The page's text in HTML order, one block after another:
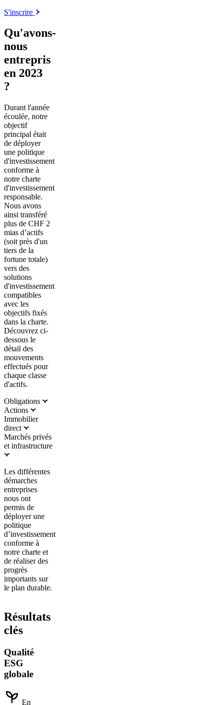
S'inscrire
Qu'avons-
nous
entrepris
en 2023
?
Durant l'année
écoulée, notre
objectif
principal était
de déployer
une politique
d'investissement
conforme à
notre charte
d'investissement
responsable.
Nous avons
ainsi transféré
plus de CHF 2
mias d’actifs
(soit près d'un
tiers de la
fortune totale)
vers des
solutions
d'investissement
compatibles
avec les
objectifs fixés
dans la charte.
Découvrez ci-
dessous le
détail des
mouvements
effectués pour
chaque classe
d'actifs.
Obligations
Actions
Immobilier
direct
Marchés privés
et infrastructure
Les différentes
démarches
entreprises
nous ont
permis de
déployer une
politique
d’investissement
conforme à
notre charte et
de réaliser des
progrès
importants sur
le plan durable.
Résultats
clés
Qualité
ESG
globale
En